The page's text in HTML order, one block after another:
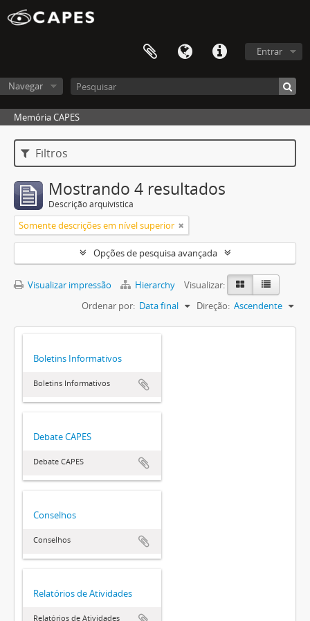
Entrar
Navegar
Memória CAPES
Filtros
Mostrando 4 resultados
Descrição arquivística
Somente descrições em nível superior
Opções de pesquisa avançada
Visualizar impressão Hierarchy
Visualizar:
Ordenar por: Data final Direção: Ascendente
Boletins Informativos
Boletins Informativos
Debate CAPES
Debate CAPES
Conselhos
Conselhos
Relatórios de Atividades
Relatórios de Atividades